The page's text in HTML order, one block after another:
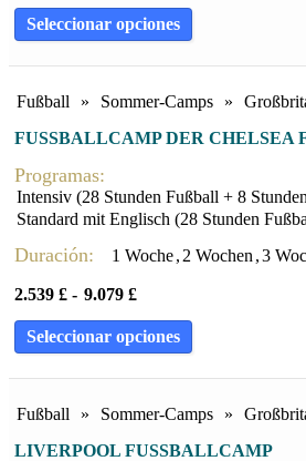
Seleccionar opciones
Fußball » Sommer-Camps »
FUSSBALLCAMP DER CHELSEA
Programas:
Intensiv (28 Stunden Fußball + 8
Standard mit Englisch (28 Stunden
Duración: 1 Woche , 2 Wochen ,3
2.539 £ - 9.079 £
Seleccionar opciones
Fußball » Sommer-Camps »
LIVERPOOL FUSSBALLCAMP